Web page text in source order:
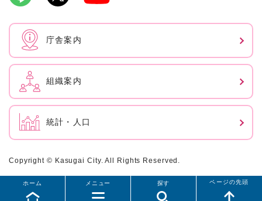
メニュー
ホーム 探す ページの先頭
庁舎案内
組織案内
統計・人口
Copyright © Kasugai City. All Rights Reserved.